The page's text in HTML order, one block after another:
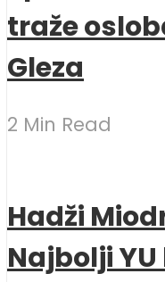
traže
Gleza
2 Min Read
Hadži
Najbolji